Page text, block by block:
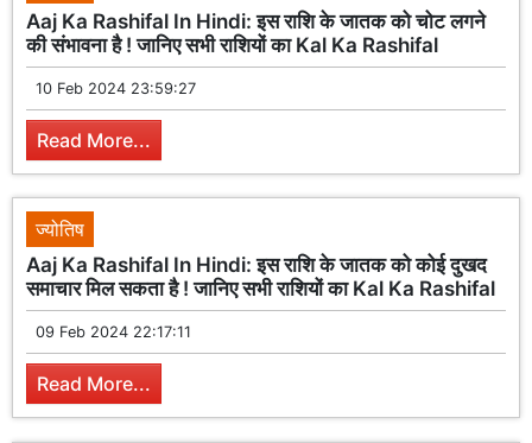
Aaj Ka Rashifal In Hindi: इस राशि के जातक को चोट लगने
की संभावना है ! जानिए सभी राशियों का Kal Ka Rashifal
10 Feb 2024 23:59:27
Read More...
ज्योतिष
Aaj Ka Rashifal In Hindi: इस राशि के जातक को कोई दुखद
समाचार मिल सकता है ! जानिए सभी राशियों का Kal Ka Rashifal
09 Feb 2024 22:17:11
Read More...